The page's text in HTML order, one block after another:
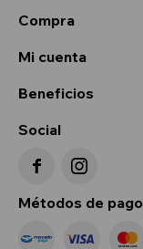
Compra
Mi cuenta
Beneficios
Social
 
Métodos de pago